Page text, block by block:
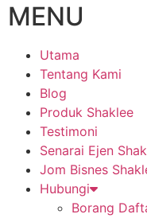
MENU
Utama
Tentang Kami
Blog
Produk Shaklee
Testimoni
Senarai Ejen
Jom Bisnes
Hubungi
Borang